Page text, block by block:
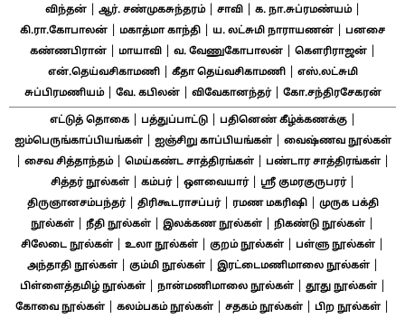
விந்தன்| ஆர். சண்முகசுந்தரம்| சாவி| க. நா.சுப்ரமண்யம்|
கி.ரா.கோபாலன் மகாத்மா காந்தி ய. லட்சுமி நாராயணன்
பனசை
கண்ணபிரான்| மாயாவி| வ. வேணுகோபாலன்| கௌரிராஜன்|
என்.தெய்வசிகாமணி| கீதா தெய்வசிகாமணி|
எஸ்.லட்சுமி
சுப்பிரமணியம்| வே. கபிலன்| விவேகானந்தர்| கோ.சந்திரசேகரன்
எட்டுத் தொகை| பத்துப்பாட்டு| பதினெண் கீழ்க்கணக்கு|
ஐம்பெருங்காப்பியங்கள்| ஐஞ்சிறு காப்பியங்கள்| வைஷ்ணவ நூல்கள்
சைவ சித்தாந்தம்| மெய்கண்ட சாத்திரங்கள் பண்டார சாத்திரங்கள்
சித்தர் நூல்கள்| கம்பர்| ஔவையார்| ஸ்ரீ குமரகுருபரர்|
திருஞானசம்பந்தர்| திரிகூடராசப்பர்| ரமண மகரிஷி|
முருக பக்தி
நூல்கள்
நீதி நூல்கள் இலக்கண நூல்கள் நிகண்டு நூல்கள்
சிலேடை நூல்கள் உலா நூல்கள் குறம் நூல்கள் பள்ளு நூல்கள்
அந்தாதி நூல்கள்| கும்மி நூல்கள்| இரட்டைமணிமாலை நூல்கள்|
பிள்ளைத்தமிழ் நூல்கள்| நான்மணிமாலை நூல்கள்| தூது நூல்கள்|
கோவை நூல்கள் கலம்பகம் நூல்கள் சதகம் நூல்கள் பிற நூல்கள்